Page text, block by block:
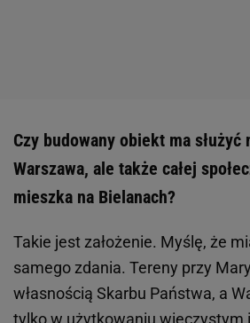
Czy budowany obiekt ma
Warszawa, ale także całej
mieszka na Bielanach?
Takie jest założenie. Myślę, że
samego zdania. Tereny przy
własnością Skarbu Państwa, a